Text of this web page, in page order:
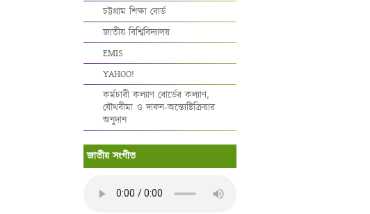
চট্টগ্রাম শিক্ষা বোর্ড
জাতীয় বিশ্বিবিদ্যালয়
EMIS
YAHOO!
কর্মচারী কল্যাণ বোর্ডের কল্যাণ,
যৌথবীমা ও দাফন-অন্ত্যেষ্টিক্রিয়ার
অনুদান
জাতীয় সংগীত